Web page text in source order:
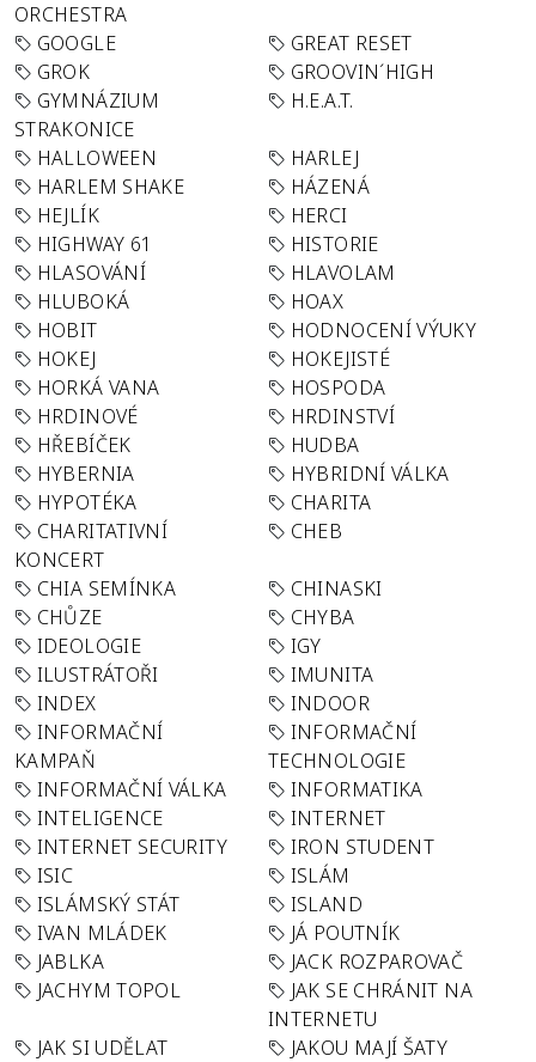
ORCHESTRA
GOOGLE
GREAT RESET
GROK
GROOVIN´HIGH
GYMNÁZIUM
STRAKONICE
H.E.A.T.
HALLOWEEN
HARLEJ
HARLEM SHAKE
HÁZENÁ
HEJLÍK
HERCI
HIGHWAY 61
HISTORIE
HLASOVÁNÍ
HLAVOLAM
HLUBOKÁ
HOAX
HOBIT
HODNOCENÍ VÝUKY
HOKEJ
HOKEJISTÉ
HORKÁ VANA
HOSPODA
HRDINOVÉ
HRDINSTVÍ
HŘEBÍČEK
HUDBA
HYBERNIA
HYBRIDNÍ VÁLKA
HYPOTÉKA
CHARITA
CHARITATIVNÍ
KONCERT
CHEB
CHIA SEMÍNKA
CHINASKI
CHŮZE
CHYBA
IDEOLOGIE
IGY
ILUSTRÁTOŘI
IMUNITA
INDEX
INDOOR
INFORMAČNÍ
KAMPAŇ
INFORMAČNÍ
TECHNOLOGIE
INFORMAČNÍ VÁLKA
INFORMATIKA
INTELIGENCE
INTERNET
INTERNET SECURITY
IRON STUDENT
ISIC
ISLÁM
ISLÁMSKÝ STÁT
ISLAND
IVAN MLÁDEK
JÁ POUTNÍK
JABLKA
JACK ROZPAROVAČ
JACHYM TOPOL
JAK SE CHRÁNIT NA
INTERNETU
JAK SI UDĚLAT
JAKOU MAJÍ ŠATY